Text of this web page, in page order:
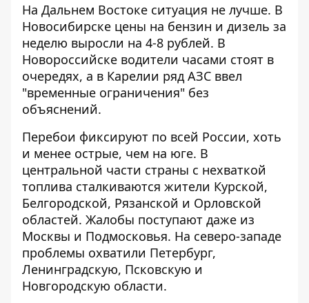
На Дальнем Востоке ситуация не лучше. В
Новосибирске цены на бензин и дизель за
неделю выросли на 4-8 рублей. В
Новороссийске водители часами стоят в
очередях, а в Карелии ряд АЗС ввел
"временные ограничения" без
объяснений.
Перебои фиксируют по всей России, хоть
и менее острые, чем на юге. В
центральной части страны с нехваткой
топлива сталкиваются жители Курской,
Белгородской, Рязанской и Орловской
областей. Жалобы поступают даже из
Москвы и Подмосковья. На северо-западе
проблемы охватили Петербург,
Ленинградскую, Псковскую и
Новгородскую области.